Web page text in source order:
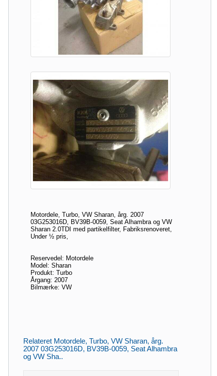
Motordele, Turbo, VW Sharan, årg. 2007
03G253016D, BV39B-0059, Seat Alhambra og VW
Sharan 2.0TDI med partikelfilter, Fabriksrenoveret,
Under ½ pris,
Reservedel: Motordele
Model: Sharan
Produkt: Turbo
Årgang: 2007
Bilmærke: VW
Relateret Motordele, Turbo, VW Sharan, årg.
2007 03G253016D, BV39B-0059, Seat Alhambra
og VW Sha..